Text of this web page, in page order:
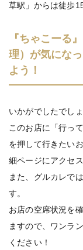
草駅」からは徒歩
『ちゃこーる
理）が気にな
よう！
いかがでしたでしょ
このお店に「行っ
を押して行きたい
細ページにアクセ
また、グルカレで
す。
お店の空席状況を
ますので、ワンラ
ください！